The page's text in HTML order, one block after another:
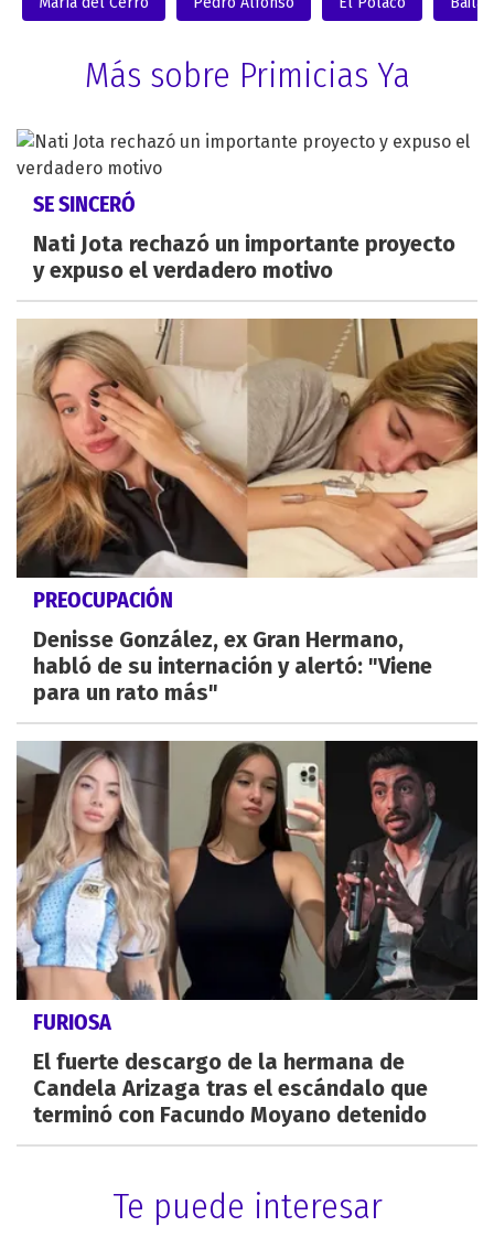
Más sobre Primicias Ya
SE SINCERÓ
Nati Jota rechazó un importante proyecto
y expuso el verdadero motivo
PREOCUPACIÓN
Denisse González, ex Gran Hermano,
habló de su internación y alertó: "Viene
para un rato más"
FURIOSA
El fuerte descargo de la hermana de
Candela Arizaga tras el escándalo que
terminó con Facundo Moyano detenido
Te puede interesar